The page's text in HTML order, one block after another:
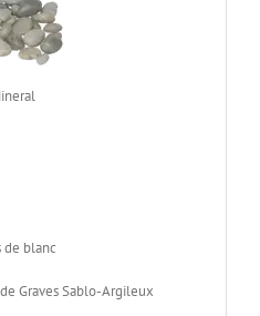
blanc
Graves Sablo-Argileux